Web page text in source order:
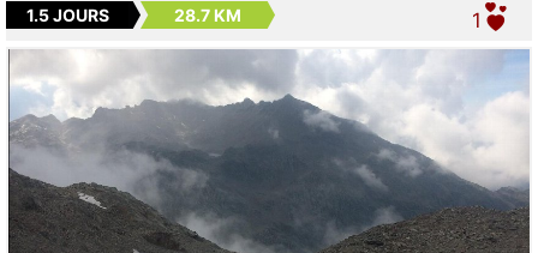
1.5 JOURS 28.7 KM 1